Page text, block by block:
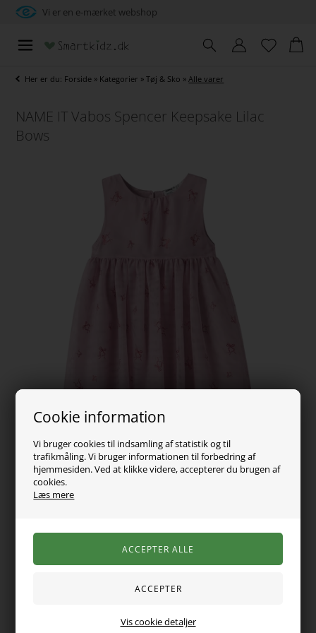
Cookie information
Vi bruger cookies til indsamling af statistik og til
trafikmåling. Vi bruger informationen til forbedring af
hjemmesiden. Ved at klikke videre, accepterer du brugen af
cookies.
Læs mere
Vis cookie detaljer
Vi er en e-mærket webshop
Her er du: Forside » Kategorier »Tøj & Sko »Alle varer
NAME IT Vabos Spencer Keepsake Lilac
Bows
Vælg Størrelse